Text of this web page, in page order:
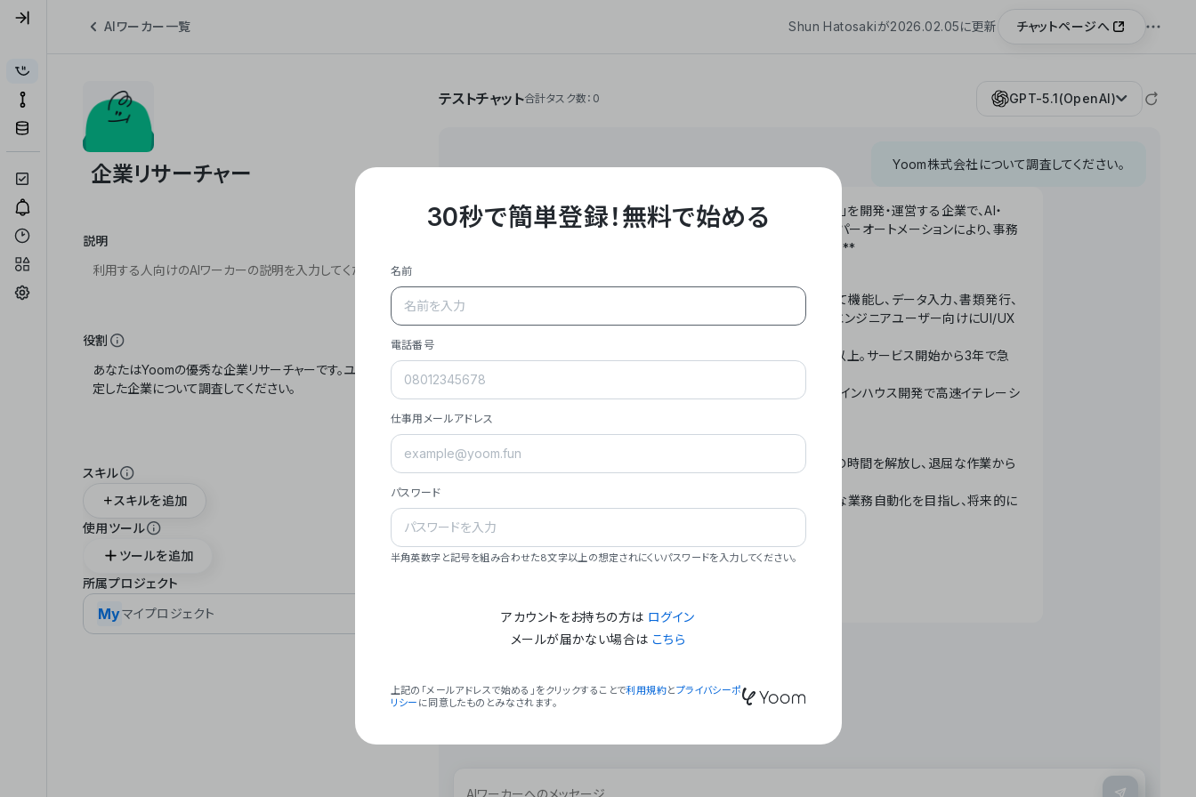
AIワーカー一覧 Shun Hatosakiが2026.02.05に更新 チャットページへ
説明
役割
スキル
スキルを追加
使用ツール
ツールを追加
所属プロジェクト
Myマイプロジェクト
テストチャット合計タスク数：0 GPT-5.1(OpenAI)
Yoom株式会社について調査してください。
**Yoom株式会社は、ビジネスオートメーションSaaS「Yoom」を開発・運営する企業で、AI・
API・RPA・OCRなどの技術をノーコードで組み合わせたハイパーオートメーションにより、事務
作業やデスクワークを自動化するサービスを提供しています。**
- **主力プロダクト「Yoom」**: SaaS連携データベースとして機能し、データ入力、書類発行、
メール対応、請求書処理、日報作成などの業務を自動化。非エンジニアユーザー向けにUI/UX
- **実績**: 国内利用社数20,000社超、直近成長率300%以上。サービス開始から3年で急
- **強み**: すべての自動化技術を1プラットフォームで完結。インハウス開発で高速イテレーシ
- **ミッション**: 「We Make Time」 – テクノロジーで人々の時間を解放し、退屈な作業から
- **ビジョン**: 「Global Business Automation」 – 世界的な業務自動化を目指し、将来的に
### 会社概要
30秒で簡単登録！無料で始める
名前
電話番号
仕事用メールアドレス
パスワード
半角英数字と記号を組み合わせた8文字以上の想定されにくいパスワードを入力してください。
アカウントをお持ちの方は ログイン
メールが届かない場合は こちら
上記の「メールアドレスで始める」をクリックすることで利用規約とプライバシーポ
リシー に同意したものとみなされます。